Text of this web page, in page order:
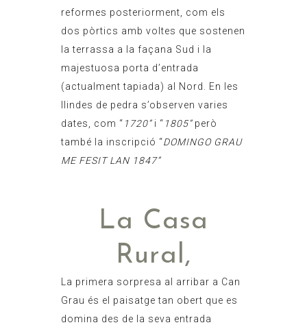
reformes posteriorment, com els
dos pòrtics amb voltes que sostenen
la terrassa a la façana Sud i la
majestuosa porta d’entrada
(actualment tapiada) al Nord. En les
llindes de pedra s’observen varies
dates, com “ 1720”i “ 1805”però
també la inscripció “DOMINGO GRAU
ME FESIT LAN 1847”
La Casa
Rural,
La primera sorpresa al arribar a Can
Grau és el paisatge tan obert que es
domina des de la seva entrada